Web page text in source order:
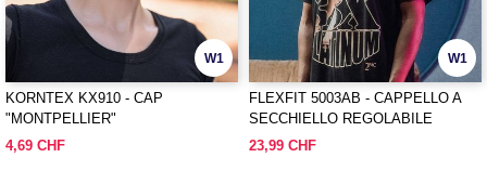
W1
KORNTEX KX910 - CAP
"MONTPELLIER"
4,69 CHF
W1
FLEXFIT 5003AB - CAPPELLO A
SECCHIELLO REGOLABILE
23,99 CHF